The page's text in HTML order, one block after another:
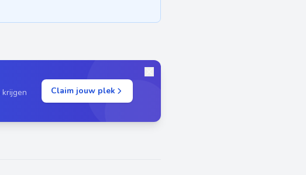
krijgen
Claim jouw plek